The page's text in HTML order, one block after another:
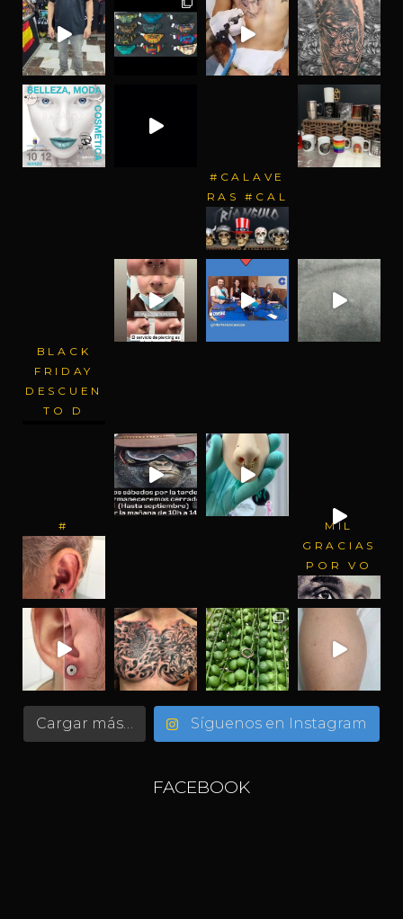
#CALAVE
RAS #CAL
BLACK
FRIDAY
DESCUEN
TO D
#
MIL
GRACIAS
POR VO
Cargar más… Síguenos en Instagram
FACEBOOK